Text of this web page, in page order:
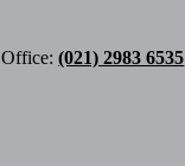
Office:(021) 2983 6535